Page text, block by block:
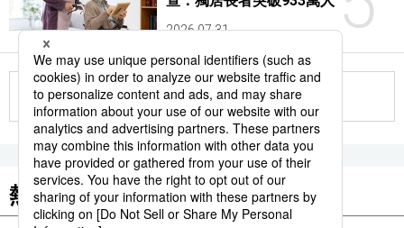
2026.07.31
更多
熱門關鍵詞